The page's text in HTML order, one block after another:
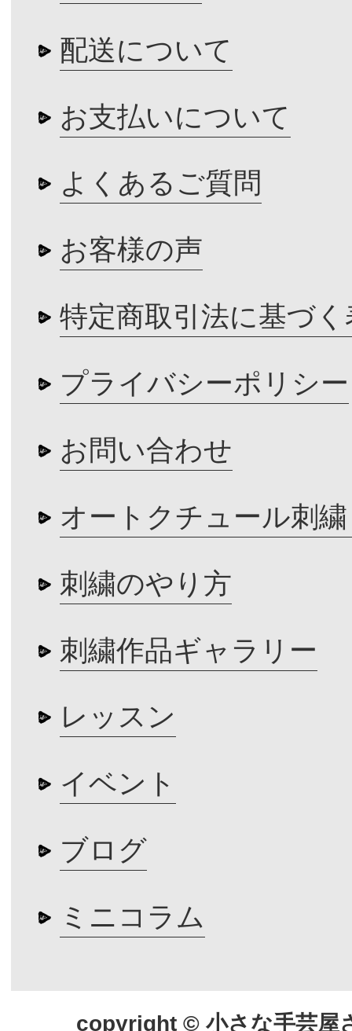
配送について
お支払いについて
よくあるご質問
お客様の声
特定商取引法に基づく
プライバシーポリシー
お問い合わせ
オートクチュール刺
刺繍のやり方
刺繍作品ギャラリー
レッスン
イベント
ブログ
ミニコラム
copyright © 小さな手芸屋